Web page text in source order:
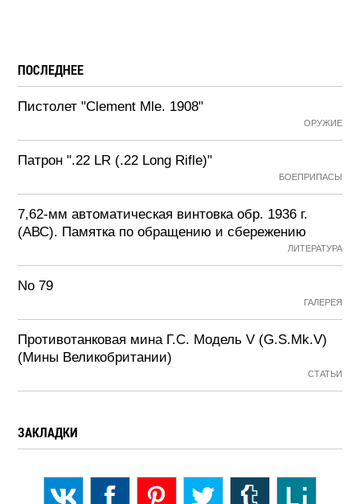
ПОСЛЕДНЕЕ
Пистолет "Clement Mle. 1908"
ОРУЖИЕ
Патрон ".22 LR (.22 Long Rifle)"
БОЕПРИПАСЫ
7,62-мм автоматическая винтовка обр. 1936 г.
(АВС). Памятка по обращению и сбережению
ЛИТЕРАТУРА
No 79
ГАЛЕРЕЯ
Противотанковая мина Г.С. Модель V (G.S.Mk.V)
(Мины Великобритании)
СТАТЬИ
ЗАКЛАДКИ